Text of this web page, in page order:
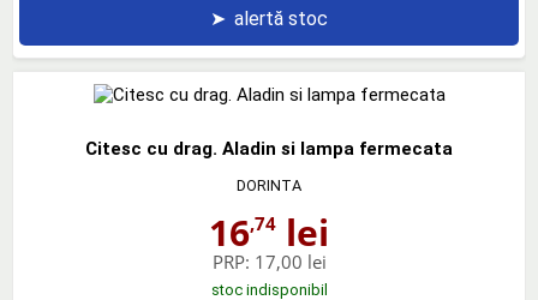
➤ alertă stoc
Citesc cu drag. Aladin si lampa fermecata
DORINTA
16,74 lei
PRP: 17,00 lei
stoc indisponibil